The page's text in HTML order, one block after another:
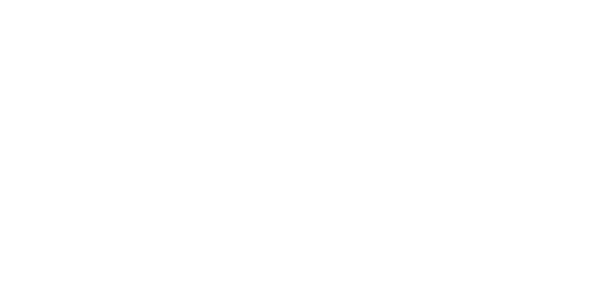
sostituita da Salesforce come operatore. È possibile che sia necessario risolvere
passa dall'operatore telefonico corrente all'instradamento di flusso Salesforce e
delle chiamate passano dall'adattatore Open CTI al softphone e Omnicanale
Salesforce.
un insieme limitato di paesi e regioni. Prima di pianificare la migrazione, verificare
account Salesforce per la disponibilità.
per abilitare Salesforce Voice con telefonia nativa per l'organizzazione e acquistare i
si stanno trasferendo numeri esistenti dall'operatore corrente, avviare la richiesta di
da due a quattro settimane, a seconda dell'operatore.